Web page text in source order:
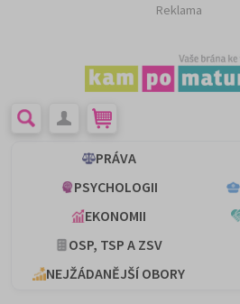
Reklama
PRÁVA
PSYCHOLOGII
EKONOMII
OSP, TSP A ZSV
NEJŽÁDANĚJŠÍ OBORY